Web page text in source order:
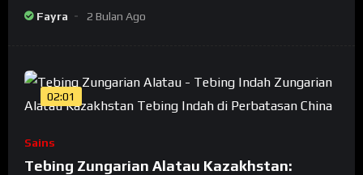
Fayra 2 Bulan Ago
02:01
Sains
Tebing Zungarian Alatau Kazakhstan: